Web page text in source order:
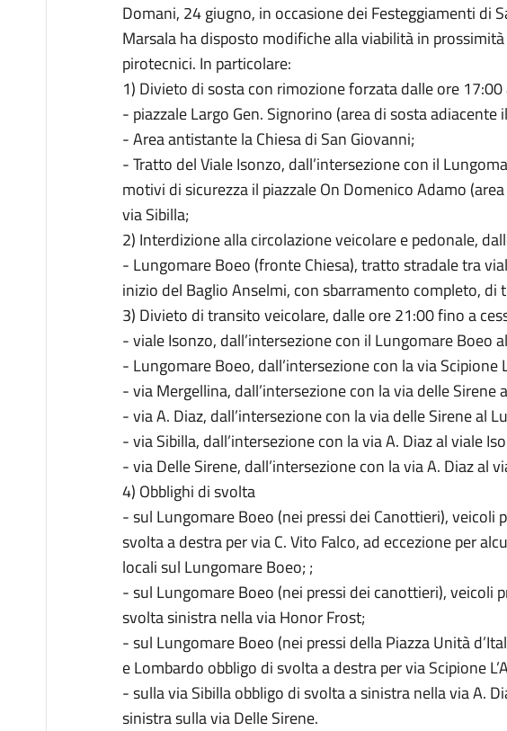
Domani, 24 giugno, in occasione dei Festeggiamenti di
Marsala ha disposto modifiche alla viabilità in
pirotecnici. In particolare:
1) Divieto di sosta con rimozione forzata dalle ore
- piazzale Largo Gen. Signorino (area di sosta
- Area antistante la Chiesa di San Giovanni;
- Tratto del Viale Isonzo, dall’intersezione con il
motivi di sicurezza il piazzale On Domenico Adamo
via Sibilla;
2) Interdizione alla circolazione veicolare e pedonale,
- Lungomare Boeo (fronte Chiesa), tratto stradale tra
inizio del Baglio Anselmi, con sbarramento completo,
3) Divieto di transito veicolare, dalle ore 21:00 fino a
- viale Isonzo, dall’intersezione con il Lungomare Boeo
- Lungomare Boeo, dall’intersezione con la via Scipione
- via Mergellina, dall’intersezione con la via delle
- via A. Diaz, dall’intersezione con la via delle Sirene al
- via Sibilla, dall’intersezione con la via A. Diaz al viale
- via Delle Sirene, dall’intersezione con la via A. Diaz al
4) Obblighi di svolta
- sul Lungomare Boeo (nei pressi dei Canottieri),
svolta a destra per via C. Vito Falco, ad eccezione per
locali sul Lungomare Boeo; ;
- sul Lungomare Boeo (nei pressi dei canottieri), veicoli
svolta sinistra nella via Honor Frost;
- sul Lungomare Boeo (nei pressi della Piazza Unità
e Lombardo obbligo di svolta a destra per via Scipione
- sulla via Sibilla obbligo di svolta a sinistra nella via A.
sinistra sulla via Delle Sirene.